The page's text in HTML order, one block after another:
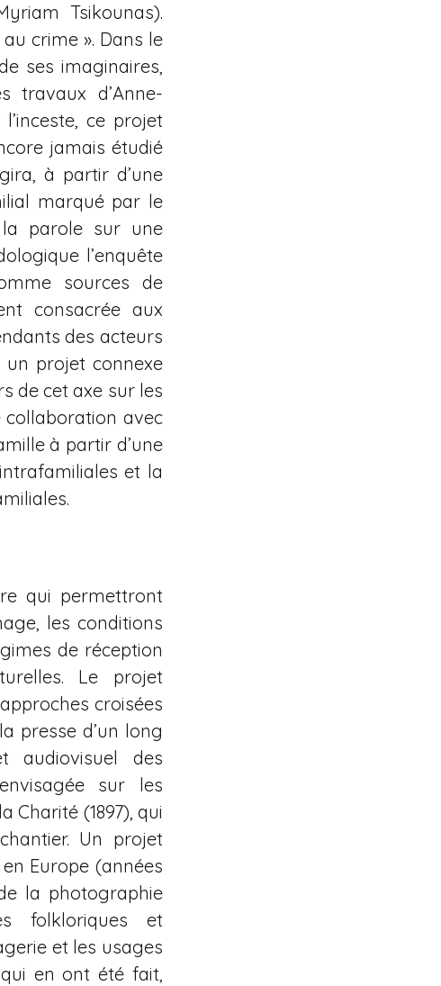
Tsikounas).
crime ». Dans le
ses imaginaires,
travaux d’Anne-
ce projet
jamais étudié
à partir d’une
marqué par le
parole sur une
l’enquête
sources de
consacrée aux
des acteurs
un projet connexe
de cet axe sur les
collaboration avec
à partir d’une
et la
qui permettront
les conditions
de réception
Le projet
croisées
presse d’un long
audiovisuel des
sur les
Charité (1897), qui
Un projet
Europe (années
la photographie
folkloriques et
et les usages
en ont été fait,